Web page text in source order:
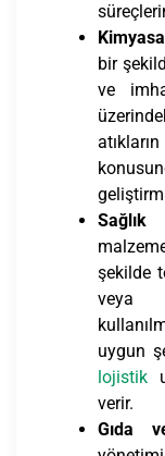
bir
ve
şekilde
veya
uygun
lojistik
verir.
Gıda